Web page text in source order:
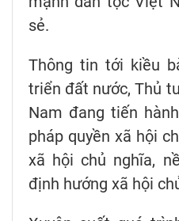
sẻ.
Thông tin tới kiều
triển đất nước, Thủ
Nam đang tiến
pháp quyền xã hội
xã hội chủ nghĩa,
định hướng xã hội